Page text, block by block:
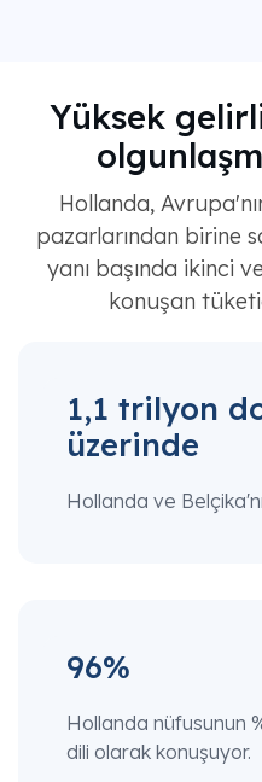
Yüksek
Hollanda,
pazarlarından birine
yanı başında ikinci
konuşan
1,1 trilyon
üzerinde
Hollanda ve
96%
Hollanda nüfusunun
dili olarak konuşuyor.